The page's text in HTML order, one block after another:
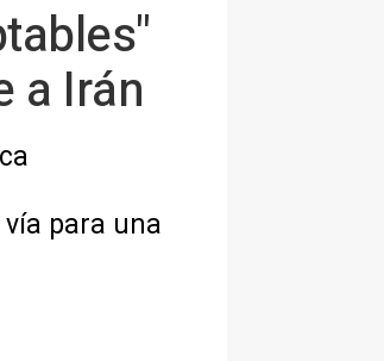
a Irán
para una